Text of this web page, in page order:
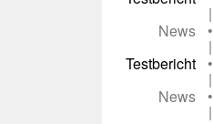
|
News
•
|
Testbericht
•
|
News
•
|